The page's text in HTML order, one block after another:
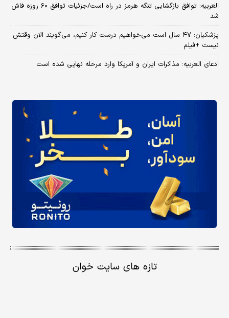
العربیه: توافق بازگشایی تنگه هرمز در راه است/جزئیات توافق ۶۰ روزه فاش
شد
پزشکیان: ۴۷ سال است می‌خواهیم درست کار کنیم، می‌گویند الان وقتش
نیست +فیلم
ادعای العربیه: مذاکرات ایران و آمریکا وارد مرحله نهایی شده است
تازه های سایت خوان